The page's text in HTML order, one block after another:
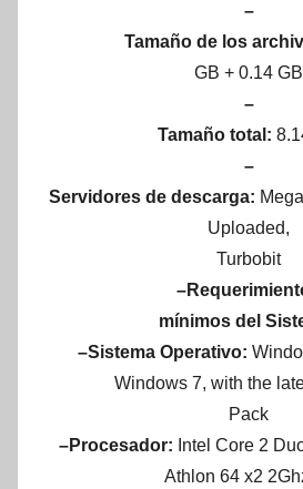
–
Tamaño de los
GB + 0.14 GB
–
Tamaño total:
–
Servidores de descarga:
Uploaded,
Turbobit
mínimos del
–Sistema Operativo:
Windows 7, with the
Pack
–Procesador: Intel Core 2
Athlon 64 x2